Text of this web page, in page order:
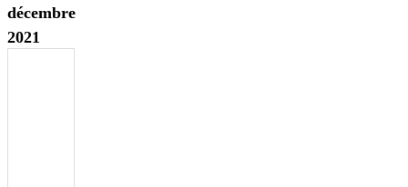
décembre
2021